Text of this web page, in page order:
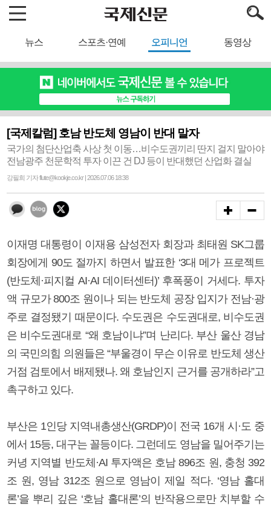
뉴스 스포츠·연예 오피니언 동영상
[국제칼럼] 호남 반도체 영남이 반대 말자
국가의 첨단산업축 사상 첫 이동…비수도권끼리 딴지 걸지 말아야
전남광주 천문학적 투자 이끈 건 DJ 등이 반대했던 산업화 결실
강필희 기자 flute@kookje.co.kr | 2026.07.06 18:38
이재명 대통령이 이재용 삼성전자 회장과 최태원 SK그룹
회장에게 90도 절까지 하면서 발표한 ‘3대 메가 프로젝트
(반도체·피지컬 AI·AI 데이터센터)’ 후폭풍이 거세다. 투자
액 규모가 800조 원이나 되는 반도체 공장 입지가 전남·광
주로 결정됐기 때문이다. 수도권은 수도권대로, 비수도권
은 비수도권대로 “왜 호남이냐”며 난리다. 부산 울산 경남
의 국민의힘 의원들은 “부울경이 무슨 이유로 반도체 생산
거점 검토에서 배제됐나. 왜 호남인지 근거를 공개하라”고
촉구하고 있다.
부산은 1인당 지역내총생산(GRDP)이 전국 16개 시·도 중
에서 15등, 대구는 꼴등이다. 그런데도 영남을 밀어주기는
커녕 지역별 반도체·AI 투자액은 호남 896조 원, 충청 392
조 원, 영남 312조 원으로 영남이 제일 적다. ‘영남 홀대
론’을 뿌리 깊은 ‘호남 홀대론’의 반작용으로만 치부할 수